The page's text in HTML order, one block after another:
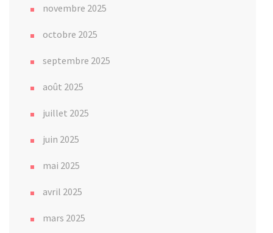
novembre 2025
octobre 2025
septembre 2025
août 2025
juillet 2025
juin 2025
mai 2025
avril 2025
mars 2025